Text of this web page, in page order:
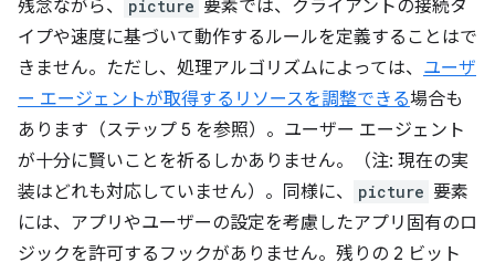
残念ながら、 picture 要素では、クライアントの接続タ
イプや速度に基づいて動作するルールを定義することはで
きません。ただし、処理アルゴリズムによっては、 ユーザ
ー エージェントが取得するリソースを調整できる場合も
あります（ステップ 5 を参照）。ユーザー エージェント
が十分に賢いことを祈るしかありません。（注: 現在の実
装はどれも対応していません）。同様に、
picture 要素
には、アプリやユーザーの設定を考慮したアプリ固有のロ
ジックを許可するフックがありません。残りの 2 ビット